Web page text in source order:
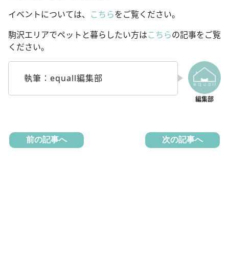
イベントについては、 こちらをご覧ください。
駒沢エリアでペットと暮らしたい方はこちらの記事をご覧
ください。
執筆：equall編集部
前の記事へ 次の記事へ